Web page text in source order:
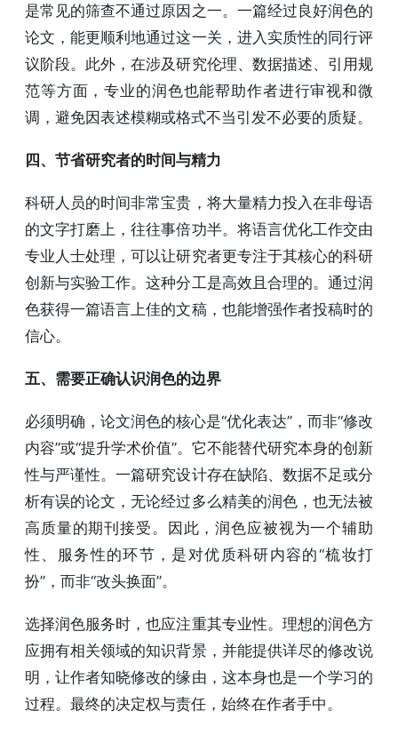
是常见的筛查不通过原因之一。一篇经过良好润色的
论文，能更顺利地通过这一关，进入实质性的同行评
议阶段。此外，在涉及研究伦理、数据描述、引用规
范等方面，专业的润色也能帮助作者进行审视和微
调，避免因表述模糊或格式不当引发不必要的质疑。
四、节省研究者的时间与精力
科研人员的时间非常宝贵，将大量精力投入在非母语
的文字打磨上，往往事倍功半。将语言优化工作交由
专业人士处理，可以让研究者更专注于其核心的科研
创新与实验工作。这种分工是高效且合理的。通过润
色获得一篇语言上佳的文稿，也能增强作者投稿时的
信心。
五、需要正确认识润色的边界
必须明确，论文润色的核心是“优化表达”，而非“修改
内容”或“提升学术价值”。它不能替代研究本身的创新
性与严谨性。一篇研究设计存在缺陷、数据不足或分
析有误的论文，无论经过多么精美的润色，也无法被
高质量的期刊接受。因此，润色应被视为一个辅助
性、服务性的环节，是对优质科研内容的“梳妆打
扮”，而非“改头换面”。
选择润色服务时，也应注重其专业性。理想的润色方
应拥有相关领域的知识背景，并能提供详尽的修改说
明，让作者知晓修改的缘由，这本身也是一个学习的
过程。最终的决定权与责任，始终在作者手中。